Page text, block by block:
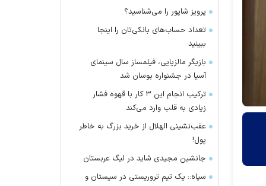
پرویز شاپور را می‌شناسید؟
تعداد حساب‌های بانکی‌تان را اینجا
ببینید
بازیگر مالزیایی، فیلمساز سال سینمای
آسیا در جشنواره بوسان شد
ترکیب انجام این ۳ کار با قهوه فشار
زیادی به قلب وارد می‌کند
عقب‌نشینی الهلال از خرید بزرگ به خاطر
پول!
جانشین مجیدی شاید در لیگ عربستان
سپاه:: یک تیم تروریستی در سیستان و